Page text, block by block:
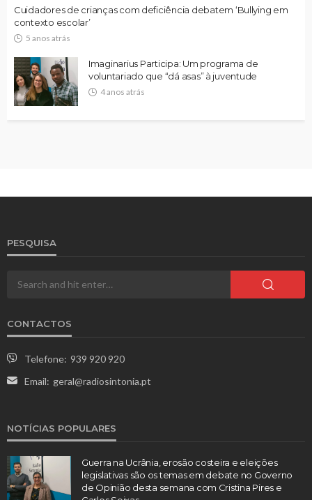
Cuidadores de crianças com deficiência debatem ‘Bullying em
contexto escolar’
5 anos atrás
Imaginarius Participa: Um programa de
voluntariado que “dá asas” à juventude
4 anos atrás
PESQUISA
CONTACTOS
Telefone: 939 920 920
Email: geral@radiosintonia.pt
NOTÍCIAS POPULARES
Guerra na Ucrânia, erosão costeira e eleições
legislativas são os temas em debate no Governo
de Opinião desta semana com Cristina Pires e